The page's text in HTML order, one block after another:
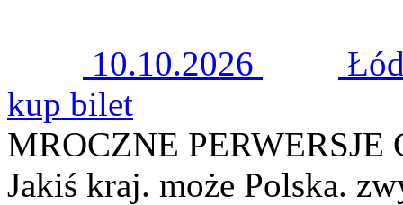
10.10.2026
kup bilet
MROCZNE
Jakiś kraj. może Polska.